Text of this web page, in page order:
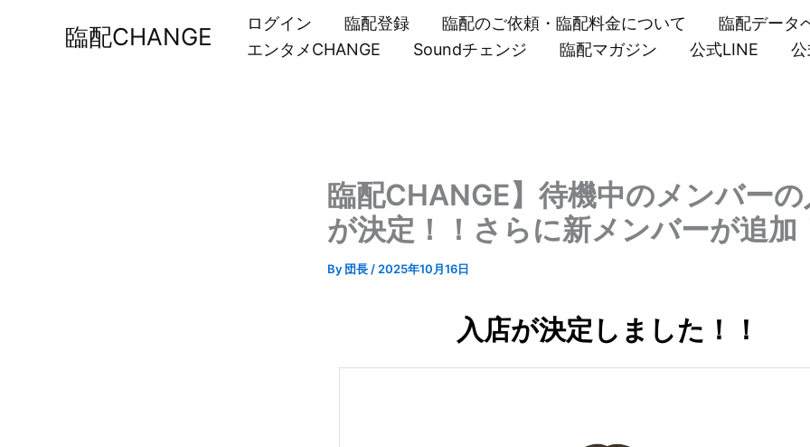
臨配CHANGE ログイン 臨配登録 臨配のご依頼・臨配料金について
臨配データ
エンタメCHANGE
Soundチェンジ 臨配マガジン 公式LINE
臨配CHANGE】待機中のメンバー
が決定！！さらに新メンバーが追加
By 団長 / 2025年10月16日
入店が決定しました！！